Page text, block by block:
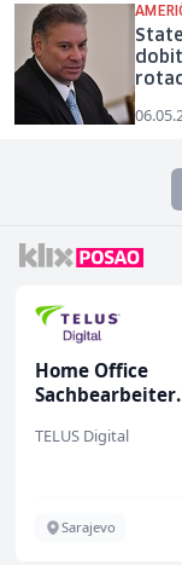
Home Office
Sachbearbeiter
bekannten
TELUS Digital
Sarajevo